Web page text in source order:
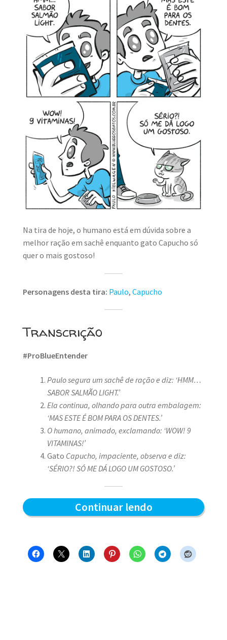
MINHA CONTA
CARRINHO
Search Button
Na tira de hoje, o humano está em dúvida sobre a
melhor ração em sachê enquanto gato Capucho só
quer o mais gostoso!
Personagens desta tira: Paulo, Capucho
Transcrição
#ProBlueEntender
Paulo segura um sachê de ração e diz: ‘HMM…
SABOR SALMÃO LIGHT.’
Ela continua, olhando para outra embalagem:
‘MAS ESTE É BOM PARA OS DENTES.’
O humano, animado, exclamando: ‘WOW! 9
VITAMINAS!’
Gato Capucho, impaciente, observa e diz:
‘SÉRIO?! SÓ ME DÁ LOGO UM GOSTOSO.’
Continuar lendoSabor
–